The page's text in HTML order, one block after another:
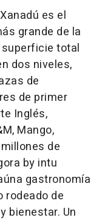
es el
grande de la
superficie total
dos niveles,
de
de primer
Inglés,
Mango,
de
by intu
gastronomía
rodeado de
bienestar. Un